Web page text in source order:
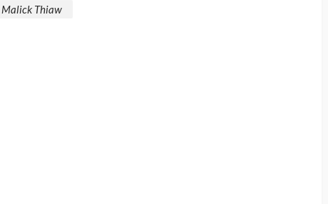
Malick Thiaw